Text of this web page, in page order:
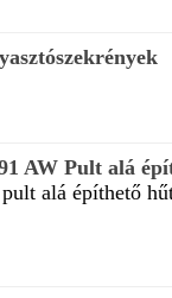
AW Pult alá
alá építhető